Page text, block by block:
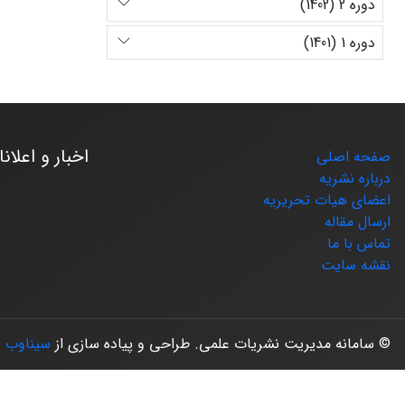
دوره 2 (1402)
دوره 1 (1401)
صفحه اصلی
درباره نشریه
اعضای هیات تحریریه
ارسال مقاله
تماس با ما
نقشه سایت
اخبار و
© سامانه مدیریت نشریات علمی. طراحی و پیاده سازی از سیناوب